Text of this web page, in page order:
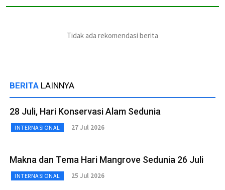
Tidak ada rekomendasi berita
BERITA LAINNYA
28 Juli, Hari Konservasi Alam Sedunia
INTERNASIONAL 27 Jul 2026
Makna dan Tema Hari Mangrove Sedunia 26 Juli
INTERNASIONAL 25 Jul 2026